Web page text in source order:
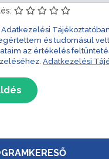
Adatkezelési
és tudomásul
az értékelés
Adatkezelési